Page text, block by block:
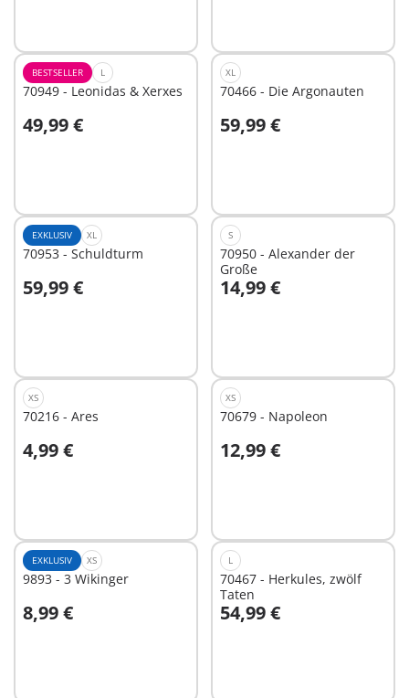
BESTSELLER L
70949 - Leonidas & Xerxes
49,99 €
In den Warenkorb
XL
70466 - Die Argonauten
59,99 €
In den Warenkorb
EXKLUSIV XL
70953 - Schuldturm
59,99 €
In den Warenkorb
S
70950 - Alexander der
Große
14,99 €
In den Warenkorb
XS
70216 - Ares
4,99 €
In den Warenkorb
XS
70679 - Napoleon
12,99 €
In den Warenkorb
EXKLUSIV XS
9893 - 3 Wikinger
8,99 €
In den Warenkorb
L
70467 - Herkules, zwölf
Taten
54,99 €
In den Warenkorb